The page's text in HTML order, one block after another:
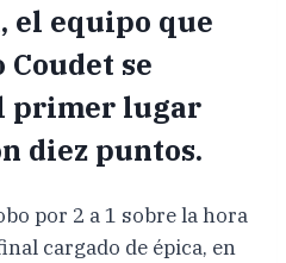
el equipo que
se
primer lugar
diez puntos.
por 2 a 1 sobre la hora
cargado de épica, en